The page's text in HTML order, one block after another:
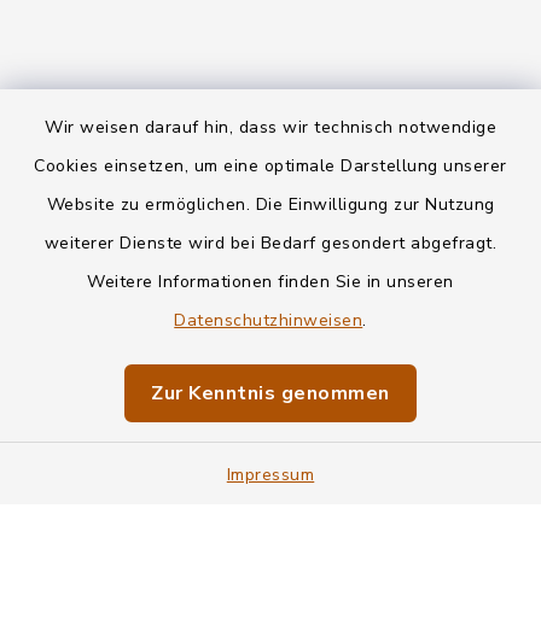
Wir weisen darauf hin, dass wir technisch notwendige
Cookies einsetzen, um eine optimale Darstellung unserer
Website zu ermöglichen. Die Einwilligung zur Nutzung
weiterer Dienste wird bei Bedarf gesondert abgefragt.
Weitere Informationen finden Sie in unseren
Datenschutzhinweisen.
Zur Kenntnis genommen
Impressum
Kontakt
Informationspflichten
Impressum
Sitemap